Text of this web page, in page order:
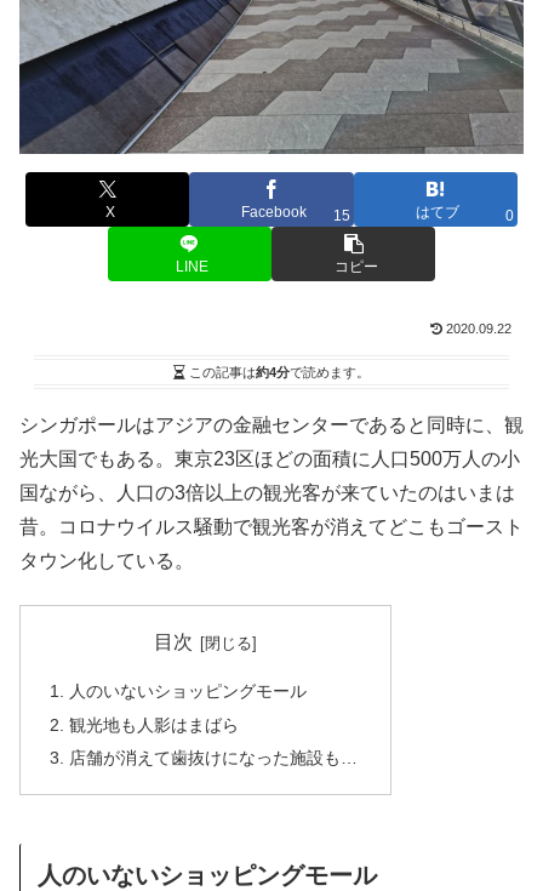
X Facebook 15 はてブ 0
LINE コピー
2020.09.22
この記事は約4分で読めます。
シンガポールはアジアの金融センターであると同時に、観
光大国でもある。東京23区ほどの面積に人口500万人の小
国ながら、人口の3倍以上の観光客が来ていたのはいまは
昔。コロナウイルス騒動で観光客が消えてどこもゴースト
タウン化している。
目次
人のいないショッピングモール
観光地も人影はまばら
店舗が消えて歯抜けになった施設も…
人のいないショッピングモール